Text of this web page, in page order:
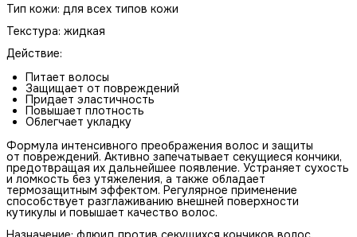
Тип кожи: для всех типов кожи
Текстура: жидкая
Действие:
Питает волосы
Защищает от повреждений
Придает эластичность
Повышает плотность
Облегчает укладку
Формула интенсивного преображения волос и защиты
от повреждений. Активно запечатывает секущиеся кончики,
предотвращая их дальнейшее появление. Устраняет сухость
и ломкость без утяжеления, а также обладает
термозащитным эффектом. Регулярное применение
способствует разглаживанию внешней поверхности
кутикулы и повышает качество волос.